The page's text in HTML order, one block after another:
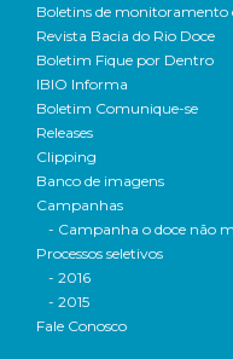
Boletins de monitoramento
Revista Bacia do Rio Doce
Boletim Fique por Dentro
IBIO Informa
Boletim Comunique-se
Releases
Clipping
Banco de imagens
Campanhas
- Campanha o doce não
Processos seletivos
- 2016
- 2015
Fale Conosco